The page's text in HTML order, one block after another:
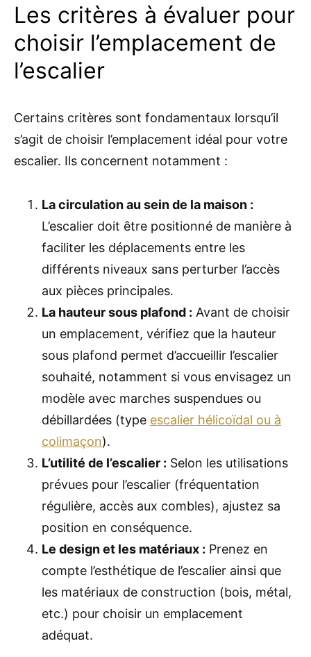
Les critères à évaluer pour
choisir l’emplacement de
l’escalier
Certains critères sont fondamentaux lorsqu’il
s’agit de choisir l’emplacement idéal pour votre
escalier. Ils concernent notamment :
La circulation au sein de la maison :
L’escalier doit être positionné de manière à
faciliter les déplacements entre les
différents niveaux sans perturber l’accès
aux pièces principales.
La hauteur sous plafond : Avant de choisir
un emplacement, vérifiez que la hauteur
sous plafond permet d’accueillir l’escalier
souhaité, notamment si vous envisagez un
modèle avec marches suspendues ou
débillardées (type escalier hélicoïdal ou à
colimaçon).
L’utilité de l’escalier : Selon les utilisations
prévues pour l’escalier (fréquentation
régulière, accès aux combles), ajustez sa
position en conséquence.
Le design et les matériaux : Prenez en
compte l’esthétique de l’escalier ainsi que
les matériaux de construction (bois, métal,
etc.) pour choisir un emplacement
adéquat.